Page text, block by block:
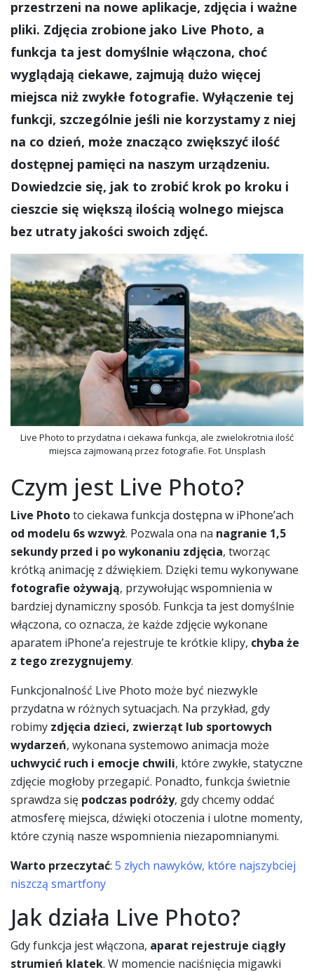
przestrzeni na nowe aplikacje, zdjęcia i ważne
pliki. Zdjęcia zrobione jako Live Photo, a
funkcja ta jest domyślnie włączona, choć
wyglądają ciekawe, zajmują dużo więcej
miejsca niż zwykłe fotografie. Wyłączenie tej
funkcji, szczególnie jeśli nie korzystamy z niej
na co dzień, może znacząco zwiększyć ilość
dostępnej pamięci na naszym urządzeniu.
Dowiedzcie się, jak to zrobić krok po kroku i
cieszcie się większą ilością wolnego miejsca
bez utraty jakości swoich zdjęć.
Live Photo to przydatna i ciekawa funkcja, ale zwielokrotnia ilość
miejsca zajmowaną przez fotografie. Fot. Unsplash
Czym jest Live Photo?
Live Phototo ciekawa funkcja dostępna w iPhone’ach
od modelu 6s wzwyż. Pozwala ona na nagranie 1,5
sekundy przed i po wykonaniu zdjęcia, tworząc
krótką animację z dźwiękiem. Dzięki temu wykonywane
fotografie ożywają, przywołując wspomnienia w
bardziej dynamiczny sposób. Funkcja ta jest domyślnie
włączona, co oznacza, że każde zdjęcie wykonane
aparatem iPhone’a rejestruje te krótkie klipy, chyba że
z tego zrezygnujemy.
Funkcjonalność Live Photo może być niezwykle
przydatna w różnych sytuacjach. Na przykład, gdy
robimy zdjęcia dzieci, zwierząt lub sportowych
wydarzeń, wykonana systemowo animacja może
uchwycić ruch i emocje chwili, które zwykłe, statyczne
zdjęcie mogłoby przegapić. Ponadto, funkcja świetnie
sprawdza się podczas podróży, gdy chcemy oddać
atmosferę miejsca, dźwięki otoczenia i ulotne momenty,
które czynią nasze wspomnienia niezapomnianymi.
Warto przeczytać: 5 złych nawyków, które najszybciej
niszczą smartfony
Jak działa Live Photo?
Gdy funkcja jest włączona, aparat rejestruje ciągły
strumień klatek. W momencie naciśnięcia migawki